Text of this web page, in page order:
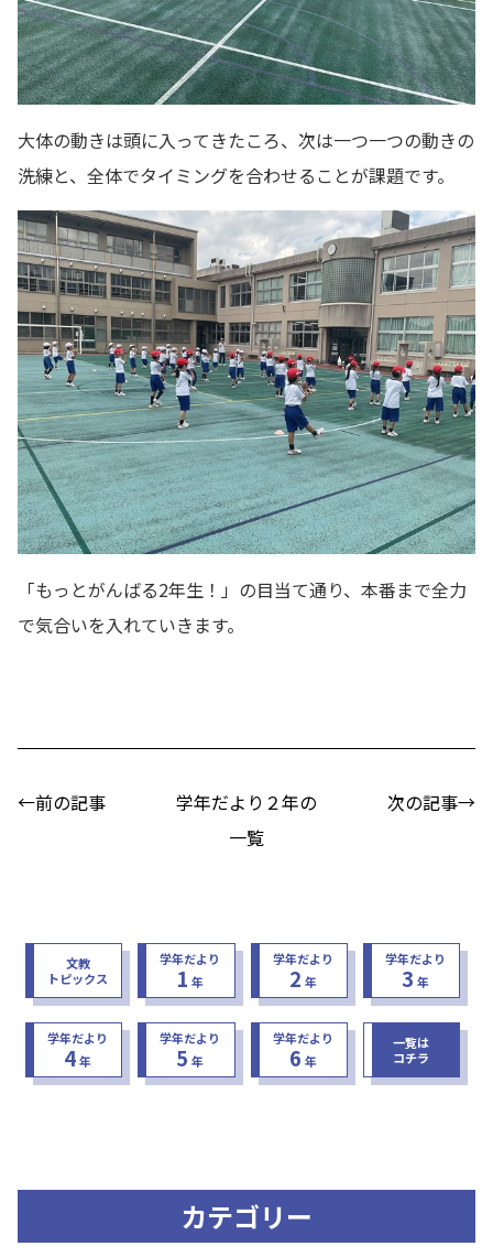
大体の動きは頭に入ってきたころ、次は一つ一つの動きの
洗練と、全体でタイミングを合わせることが課題です。
「もっとがんばる2年生！」の目当て通り、本番まで全力
で気合いを入れていきます。
←前の記事
学年だより２年の
一覧
次の記事→
文教
トピックス
学年だより
1 年
学年だより
2 年
学年だより
3 年
学年だより
4年
学年だより
5 年
学年だより
6 年
一覧は
コチラ
カテゴリー